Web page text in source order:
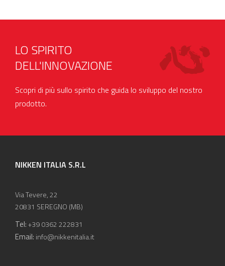
LO SPIRITO
DELL'INNOVAZIONE
Scopri di più sullo spirito che guida lo sviluppo del nostro
prodotto.
NIKKEN ITALIA S.R.L
Via Tevere, 22
20831 SEREGNO (MB)
Tel:+39 0362 222831
Email: info@nikkenitalia.it